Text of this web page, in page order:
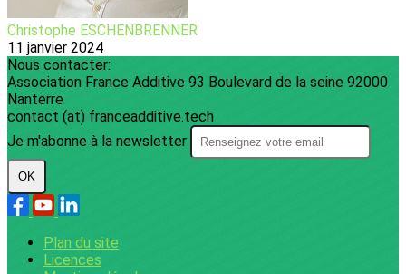
Christophe ESCHENBRENNER
11 janvier 2024
Nous contacter:
Association France Additive 93 Boulevard de la seine 92000
Nanterre
contact (at) franceadditive.tech
Je m'abonne à la newsletter
OK
Plan du site
Licences